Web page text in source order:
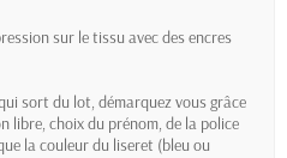
sur le tissu avec des encres
sort du lot, démarquez vous grâce
libre, choix du prénom, de la police
la couleur du liseret (bleu ou